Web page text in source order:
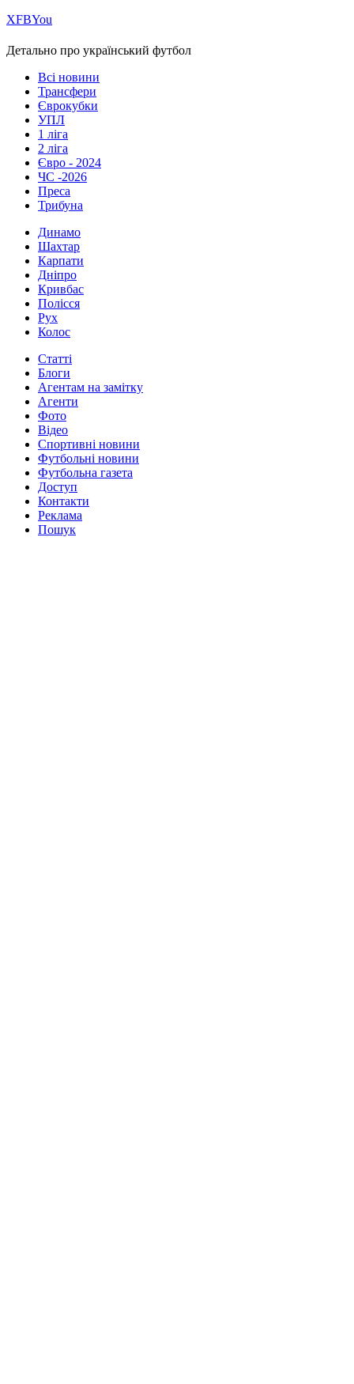
ХFBYou
Детально про український футбол
Всі новини
Трансфери
Єврокубки
УПЛ
1 ліга
2 ліга
Євро - 2024
ЧС -2026
Преса
Трибуна
Динамо
Шахтар
Карпати
Дніпро
Кривбас
Полісся
Рух
Колос
Статті
Блоги
Агентам на замітку
Агенти
Фото
Відео
Спортивні новини
Футбольні новини
Футбольна газета
Доступ
Контакти
Реклама
Пошук